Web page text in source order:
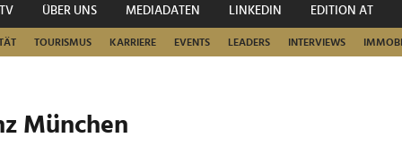
ÜBER UNS MEDIADATEN LINKEDIN EDITION AT
TOURISMUS KARRIERE EVENTS LEADERS INTERVIEWS
SUCHEN
München